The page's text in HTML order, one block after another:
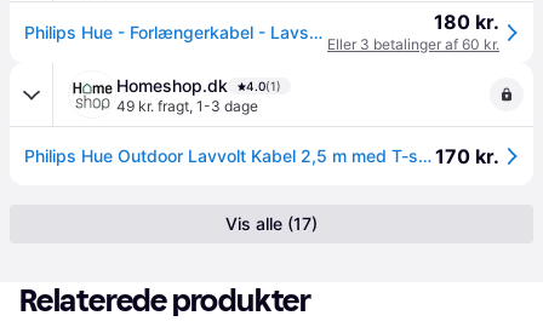
Philips Hue - Forlængerkabel - Lavspændingskabel 2,5M + T-stykke - Klar til levering - Prismatch 180 kr.
Eller 3 betalinger af 60 kr.
Homeshop.dk 4.0(1)
49 kr. fragt, 1-3 dage
Philips Hue Outdoor Lavvolt Kabel 2,5 m med T-stykke ✓ På lager - klar til levering og afhentning170 kr.
Vis alle (17)
Relaterede produkter